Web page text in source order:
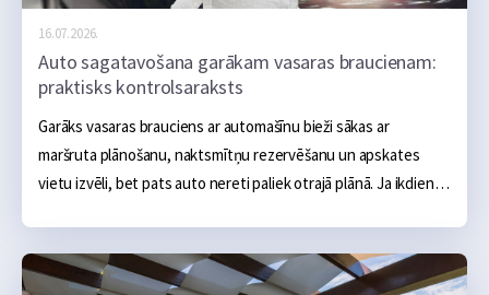
16.07.2026.
Auto sagatavošana garākam vasaras braucienam:
praktisks kontrolsaraksts
Garāks vasaras brauciens ar automašīnu bieži sākas ar
maršruta plānošanu, naktsmītņu rezervēšanu un apskates
vietu izvēli, bet pats auto nereti paliek otrajā plānā. Ja ikdienā